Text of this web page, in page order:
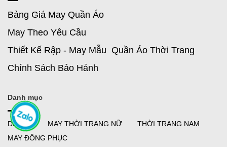
Bảng Giá May Quần Áo
May Theo Yêu Cầu
Thiết Kế Rập - May Mẫu Quần Áo Thời Trang
Chính Sách Bảo Hảnh
Danh mục
DR MAI MAY THỜI TRANG NỮ
THỜI TRANG NAM
MAY ĐỒNG PHỤC